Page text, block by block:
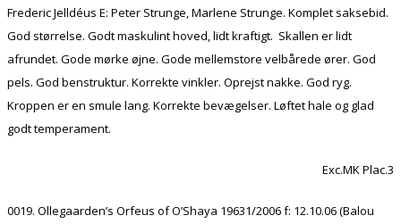
Frederic Jelldéus E: Peter Strunge, Marlene Strunge. Komplet saksebid.
God størrelse. Godt maskulint hoved, lidt kraftigt. Skallen er lidt
afrundet. Gode mørke øjne. Gode mellemstore velbårede ører. God
pels. God benstruktur. Korrekte vinkler. Oprejst nakke. God ryg.
Kroppen er en smule lang. Korrekte bevægelser. Løftet hale og glad
godt temperament.
Exc.MK Plac.3
0019. Ollegaarden’s Orfeus of O’Shaya 19631/2006 f: 12.10.06 (Balou